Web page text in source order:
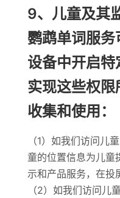
9、儿童及其
鹦鹉单词服
设备中开启
实现这些权
收集和使用：
（1）如我们访问儿
童的位置信息为儿童
示和产品服务，在投
（2）如我们访问儿